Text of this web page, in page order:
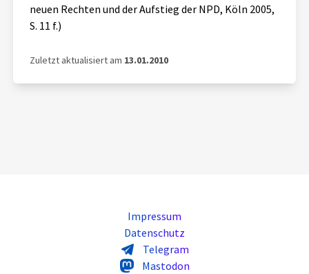
neuen Rechten und der Aufstieg der NPD, Köln 2005,
S. 11 f.)
Zuletzt aktualisiert am 13.01.2010
Impressum
Datenschutz
Telegram
Mastodon